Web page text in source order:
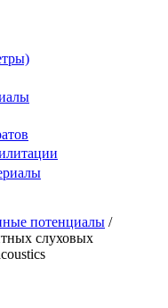
потенциалы /
слуховых